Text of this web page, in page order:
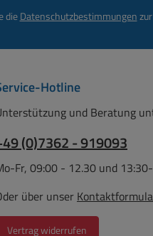
6916FDWDE,
6918D, 6918DWA,
6918DWFE,
6980FDWDE,
8270DWALE,
8271DWAE,
8411DWH, 8413D,
8413DWDE,
8414DWFE, Automotive,
DA312D,
dieDatenschutzbestimmungen
Hotline
und Beratung
(0)7362 - 919093
Fr, 09:00 - 12.30 und
über unser
Vertrag widerrufen